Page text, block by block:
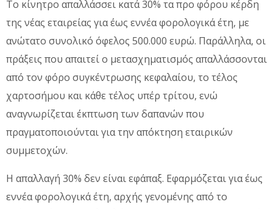
Το κίνητρο απαλλάσσει κατά 30% τα προ φόρου κέρδη
της νέας εταιρείας για έως εννέα φορολογικά έτη, με
ανώτατο συνολικό όφελος 500.000 ευρώ. Παράλληλα, οι
πράξεις που απαιτεί ο μετασχηματισμός απαλλάσσονται
από τον φόρο συγκέντρωσης κεφαλαίου, το τέλος
χαρτοσήμου και κάθε τέλος υπέρ τρίτου, ενώ
αναγνωρίζεται έκπτωση των δαπανών που
πραγματοποιούνται για την απόκτηση εταιρικών
συμμετοχών.
Η απαλλαγή 30% δεν είναι εφάπαξ. Εφαρμόζεται για έως
εννέα φορολογικά έτη, αρχής γενομένης από το